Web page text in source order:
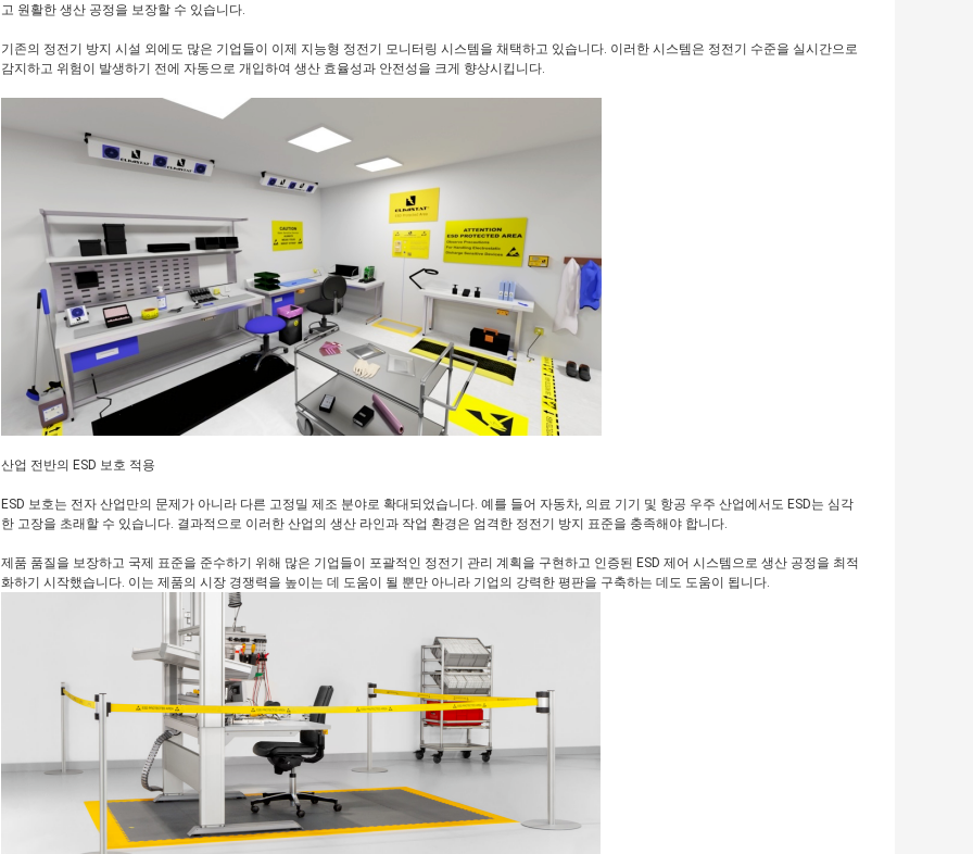
고 원활한 생산 공정을 보장할 수 있습니다.
기존의 정전기 방지 시설 외에도 많은 기업들이 이제 지능형 정전기 모니터링 시스템을 채택하고 있습니다. 이러한 시스템은 정전기 수준을 실시간으로
감지하고 위험이 발생하기 전에 자동으로 개입하여 생산 효율성과 안전성을 크게 향상시킵니다.
산업 전반의 ESD 보호 적용
ESD 보호는 전자 산업만의 문제가 아니라 다른 고정밀 제조 분야로 확대되었습니다. 예를 들어 자동차, 의료 기기 및 항공 우주 산업에서도 ESD는 심각
한 고장을 초래할 수 있습니다. 결과적으로 이러한 산업의 생산 라인과 작업 환경은 엄격한 정전기 방지 표준을 충족해야 합니다.
제품 품질을 보장하고 국제 표준을 준수하기 위해 많은 기업들이 포괄적인 정전기 관리 계획을 구현하고 인증된 ESD 제어 시스템으로 생산 공정을 최적
화하기 시작했습니다. 이는 제품의 시장 경쟁력을 높이는 데 도움이 될 뿐만 아니라 기업의 강력한 평판을 구축하는 데도 도움이 됩니다.